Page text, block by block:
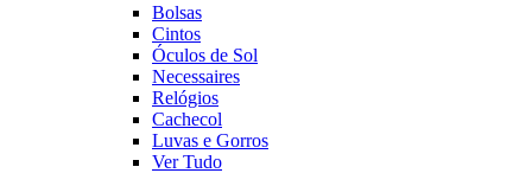
Bolsas
Cintos
Óculos de Sol
Necessaires
Relógios
Cachecol
Luvas e Gorros
Ver Tudo